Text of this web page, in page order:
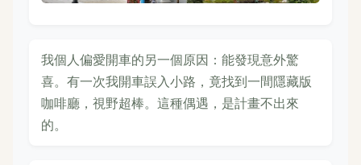
我個人偏愛開車的另一個原因：能發現意外驚
喜。有一次我開車誤入小路，竟找到一間隱藏版
咖啡廳，視野超棒。這種偶遇，是計畫不出來
的。